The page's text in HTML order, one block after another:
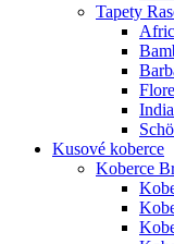
Tapety
Kusové koberce
Koberce